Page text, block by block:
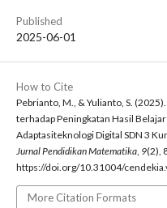
Published
2025-06-01
How to Cite
Pebrianto, M., & Yulianto, S.
terhadap Peningkatan Hasil
Adaptasiteknologi Digital SDN 3
Jurnal Pendidikan Matematika, 9(2),
https://doi.org/10.31004/
More Citation Formats